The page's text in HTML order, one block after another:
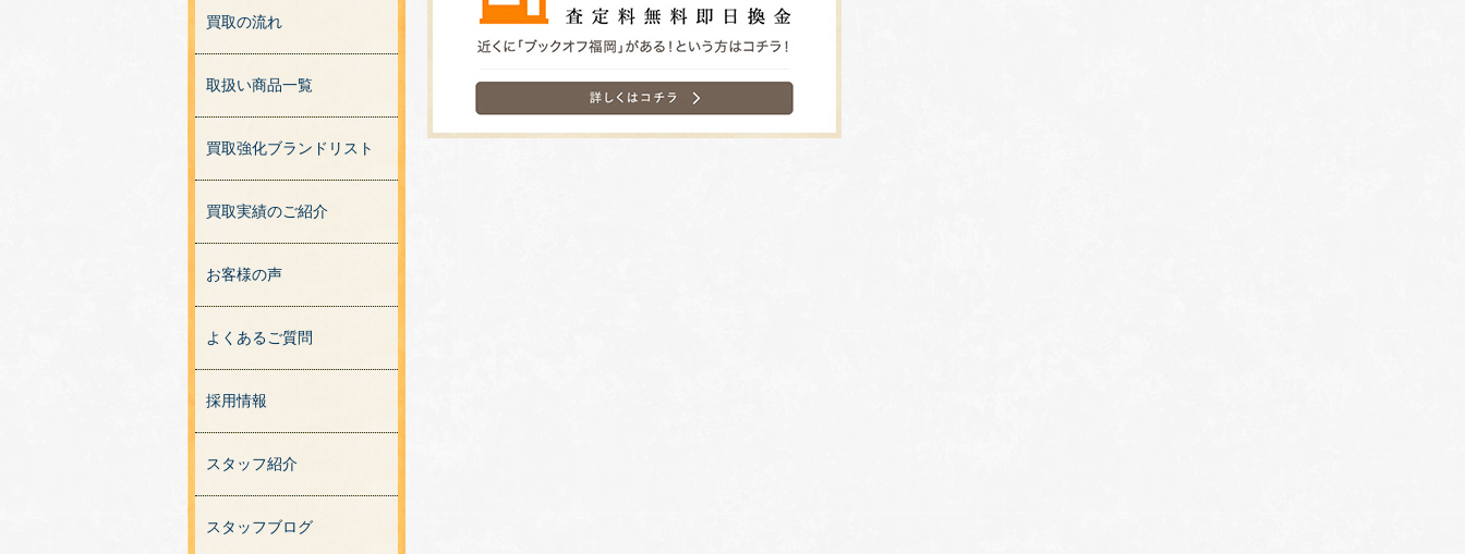
買取の流れ
取扱い商品一覧
買取強化ブランドリスト
買取実績のご紹介
お客様の声
よくあるご質問
採用情報
スタッフ紹介
スタッフブログ